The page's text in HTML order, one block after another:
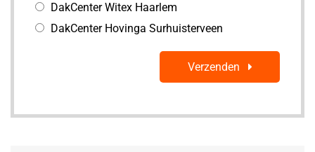
DakCenter Witex Haarlem
DakCenter Hovinga Surhuisterveen
Verzenden